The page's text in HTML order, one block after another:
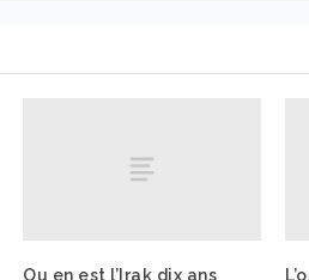
Ou en est l’Irak dix ans